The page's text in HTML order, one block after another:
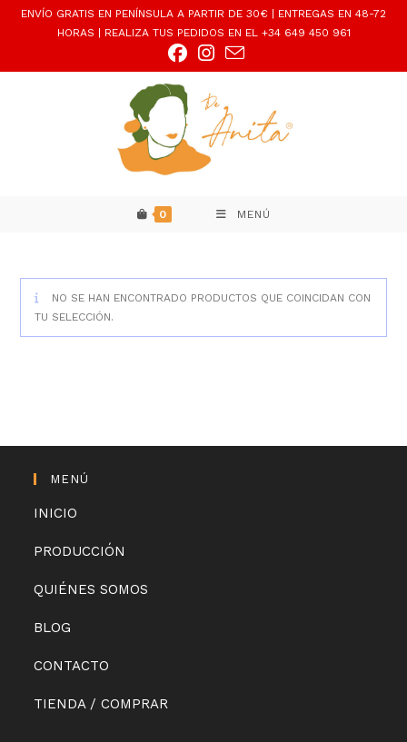
ENVÍO GRATIS EN PENÍNSULA A PARTIR DE 30€ | ENTREGAS EN 48-72
HORAS | REALIZA TUS PEDIDOS EN EL +34 649 450 961
0 MENÚ
NO SE HAN ENCONTRADO PRODUCTOS QUE COINCIDAN CON
TU SELECCIÓN.
MENÚ
INICIO
PRODUCCIÓN
QUIÉNES SOMOS
BLOG
CONTACTO
TIENDA / COMPRAR